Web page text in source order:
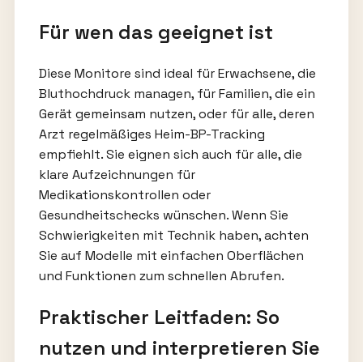
Für wen das geeignet ist
Diese Monitore sind ideal für Erwachsene, die
Bluthochdruck managen, für Familien, die ein
Gerät gemeinsam nutzen, oder für alle, deren
Arzt regelmäßiges Heim-BP-Tracking
empfiehlt. Sie eignen sich auch für alle, die
klare Aufzeichnungen für
Medikationskontrollen oder
Gesundheitschecks wünschen. Wenn Sie
Schwierigkeiten mit Technik haben, achten
Sie auf Modelle mit einfachen Oberflächen
und Funktionen zum schnellen Abrufen.
Praktischer Leitfaden: So
nutzen und interpretieren Sie